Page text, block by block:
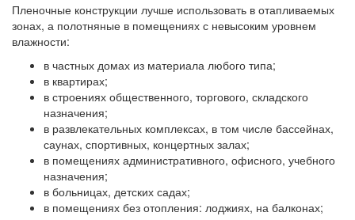
Пленочные конструкции лучше использовать в отапливаемых
зонах, а полотняные в помещениях с невысоким уровнем
влажности:
в частных домах из материала любого типа;
в квартирах;
в строениях общественного, торгового, складского
назначения;
в развлекательных комплексах, в том числе бассейнах,
саунах, спортивных, концертных залах;
в помещениях административного, офисного, учебного
назначения;
в больницах, детских садах;
в помещениях без отопления: лоджиях, на балконах;